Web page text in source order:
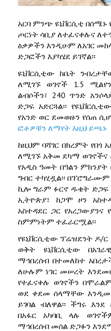
አርባ ምንጭ ዩኒቨርሲቲ በሰሜኑ
ጦርነት ሳቢያ ለተፈናቀሉና
ዕቃዎችን እንዲሁም ለአገር
ድጋፎችን እያካሄደ ይገኛል፡፡
ዩኒቨርሲቲው ከቤት
ለሚገኙ ወገኖች 1.5
ልብሶችን፣ 240 ጥንድ
ድጋፍ አድርጓል፡፡
የአንድ ወር ደመወዙን የሰጠ
ፎቶዎቹን ለማየት እዚህ ይጫኑ
ከዚህም ባሻገር በክረምት
ለሚገኙ አቅመ ደካማ ወገኖችና
የአዲስ ዓመት በዓልን
ግብር ተካሂዷል፡፡
ኪሎ ግራም ፉርኖ ዱቄት ድጋፍ
ኢትዮጵያ፣ ከጋሞ ዞን
አስተዳደር ጋር
ስምምነትም ተፈራርሟል፡፡
የዩኒቨርሲቲው ፕሬዝደንት ዶ/
ወቅት ዩኒቨርሲቲው
ማኅበረሰብ በተመለከተ
ለሁሉም ነገር መሠረት
የተፈናቀሉ ወገኖችን
ወደ ቀደመ ሰላማቸው
ይገባል ብለዋል፡፡ ችግሩ
በአፋር አካባቢ ላሉ
ማኅበረሰብ መሰል ድጋፉን